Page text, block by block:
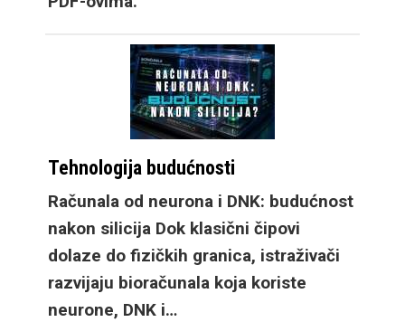
iskustva reže vrlo mali
postotak videa.
Osim mobitela,
Samsung predstavlja i
Watch9, kao i premium
opciju, Galaxy Watch
Ultra2. Osim većih
baterija koje
Tehnologija budućnosti
Računala od neurona i DNK: budućnost
nakon silicija Dok klasični čipovi
dolaze do fizičkih granica, istraživači
razvijaju bioračunala koja koriste
neurone, DNK i…